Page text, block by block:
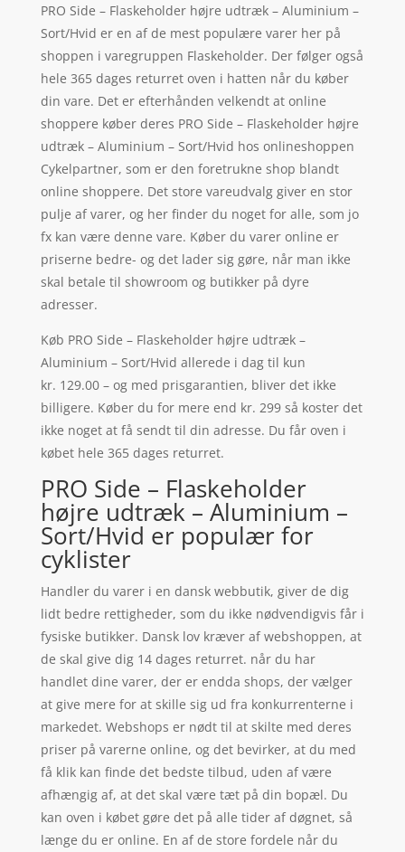
PRO Side – Flaskeholder højre udtræk – Aluminium –
Sort/Hvid er en af de mest populære varer her på
shoppen i varegruppen Flaskeholder. Der følger også
hele 365 dages returret oven i hatten når du køber
din vare. Det er efterhånden velkendt at online
shoppere køber deres PRO Side – Flaskeholder højre
udtræk – Aluminium – Sort/Hvid hos onlineshoppen
Cykelpartner, som er den foretrukne shop blandt
online shoppere. Det store vareudvalg giver en stor
pulje af varer, og her finder du noget for alle, som jo
fx kan være denne vare. Køber du varer online er
priserne bedre- og det lader sig gøre, når man ikke
skal betale til showroom og butikker på dyre
adresser.
Køb PRO Side – Flaskeholder højre udtræk –
Aluminium – Sort/Hvid allerede i dag til kun
kr. 129.00 – og med prisgarantien, bliver det ikke
billigere. Køber du for mere end kr. 299 så koster det
ikke noget at få sendt til din adresse. Du får oven i
købet hele 365 dages returret.
PRO Side – Flaskeholder
højre udtræk – Aluminium –
Sort/Hvid er populær for
cyklister
Handler du varer i en dansk webbutik, giver de dig
lidt bedre rettigheder, som du ikke nødvendigvis får i
fysiske butikker. Dansk lov kræver af webshoppen, at
de skal give dig 14 dages returret. når du har
handlet dine varer, der er endda shops, der vælger
at give mere for at skille sig ud fra konkurrenterne i
markedet. Webshops er nødt til at skilte med deres
priser på varerne online, og det bevirker, at du med
få klik kan finde det bedste tilbud, uden af være
afhængig af, at det skal være tæt på din bopæl. Du
kan oven i købet gøre det på alle tider af døgnet, så
længe du er online. En af de store fordele når du